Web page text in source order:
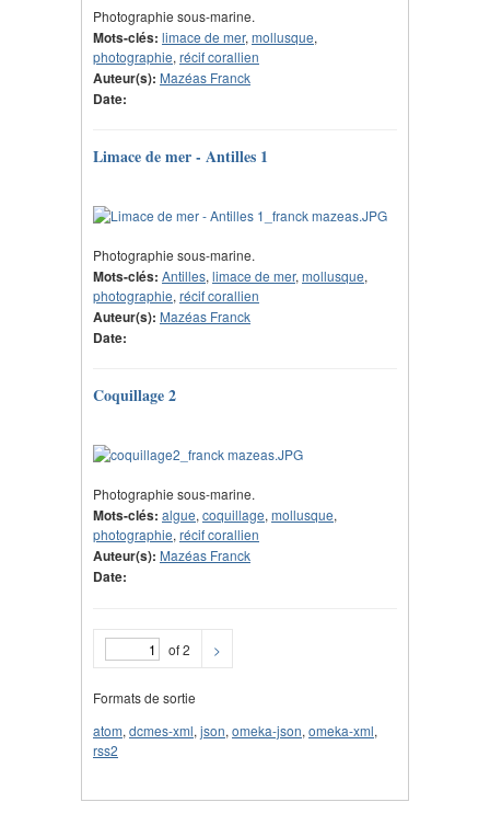
Photographie sous-marine.
Mots-clés: limace de mer, mollusque,
photographie, récif corallien
Auteur(s): Mazéas Franck
Date:
Limace de mer - Antilles 1
Photographie sous-marine.
Mots-clés: Antilles, limace de mer, mollusque,
photographie, récif corallien
Auteur(s): Mazéas Franck
Date:
Coquillage 2
Photographie sous-marine.
Mots-clés: algue,coquillage,mollusque,
photographie,récif corallien
Auteur(s): Mazéas Franck
Date:
of 2 >
Formats de sortie
atom, dcmes-xml, json, omeka-json, omeka-xml,
rss2